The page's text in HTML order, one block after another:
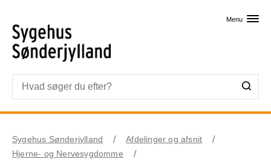
Menu
Sygehus Sønderjylland
Afdelinger og afsnit
Hjerne- og Nervesygdomme